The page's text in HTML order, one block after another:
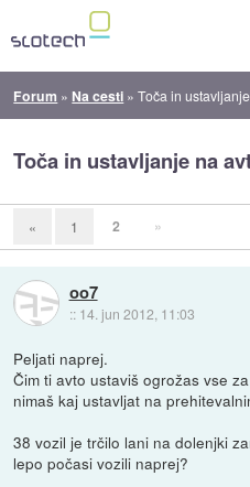
Forum » Na cesti »Toča in
Toča in ustavljanje na
« 1 2 »
oo7
:: 14. jun 2012, 11:03
Peljati naprej.
Čim ti avto ustaviš ogrožas vse
nimaš kaj ustavljat na
38 vozil je trčilo lani na dolenjki
lepo počasi vozili naprej?